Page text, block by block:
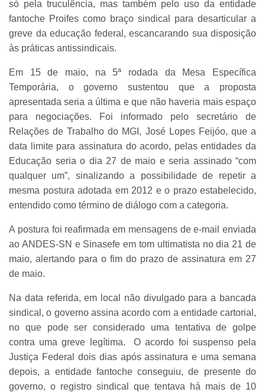
só pela truculência, mas também pelo uso da entidade
fantoche Proifes como braço sindical para desarticular a
greve da educação federal, escancarando sua disposição
às práticas antissindicais.
Em 15 de maio, na 5ª rodada da Mesa Específica
Temporária, o governo sustentou que a proposta
apresentada seria a última e que não haveria mais espaço
para negociações. Foi informado pelo secretário de
Relações de Trabalho do MGI, José Lopes Feijóo, que a
data limite para assinatura do acordo, pelas entidades da
Educação seria o dia 27 de maio e seria assinado “com
qualquer um”, sinalizando a possibilidade de repetir a
mesma postura adotada em 2012 e o prazo estabelecido,
entendido como término de diálogo com a categoria.
A postura foi reafirmada em mensagens de e-mail enviada
ao ANDES-SN e Sinasefe em tom ultimatista no dia 21 de
maio, alertando para o fim do prazo de assinatura em 27
de maio.
Na data referida, em local não divulgado para a bancada
sindical, o governo assina acordo com a entidade cartorial,
no que pode ser considerado uma tentativa de golpe
contra uma greve legítima. O acordo foi suspenso pela
Justiça Federal dois dias após assinatura e uma semana
depois, a entidade fantoche conseguiu, de presente do
governo, o registro sindical que tentava há mais de 10